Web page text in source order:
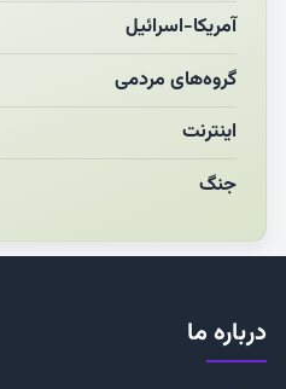
مرگ خاموش زیست‌محیطی در
چو‌ن‌وچرا در «علی‌الاصول» یا
آمریکا-اسرائیل
گروه‌های مردمی
اینترنت
جنگ
درباره ما